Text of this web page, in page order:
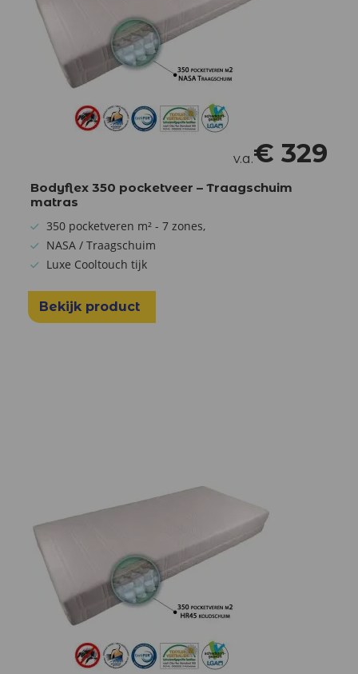
v.a.€ 329
Bodyflex 350 pocketveer – Traagschuim
matras
350 pocketveren m² - 7 zones,
NASA / Traagschuim
Luxe Cooltouch tijk
Bekijk product